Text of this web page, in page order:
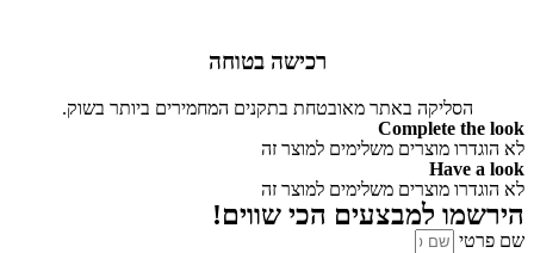
רכישה בטוחה
הסליקה באתר מאובטחת בתקנים המחמירים ביותר בשוק.
Complete the look
לא הוגדרו מוצרים משלימים למוצר זה
Have a look
לא הוגדרו מוצרים משלימים למוצר זה
הירשמו למבצעים הכי שווים!
שם פרטי